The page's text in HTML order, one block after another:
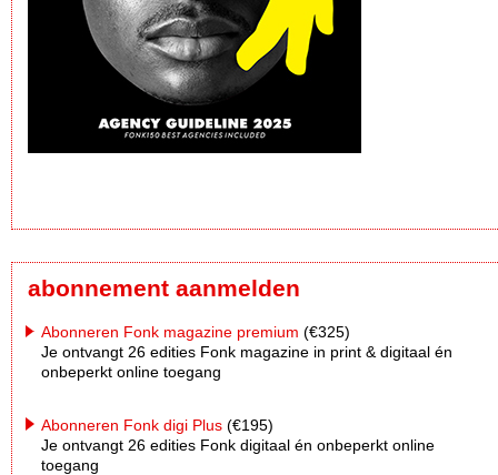
abonnement aanmelden
Abonneren Fonk magazine premium (€325)
Je ontvangt 26 edities Fonk magazine in print & digitaal én
onbeperkt online toegang
Abonneren Fonk digi Plus (€195)
Je ontvangt 26 edities Fonk digitaal én onbeperkt online
toegang